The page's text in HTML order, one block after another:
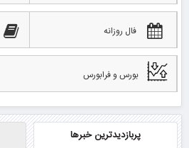
فال روزانه
بورس و فرابورس
پربازدیدترین خبرها